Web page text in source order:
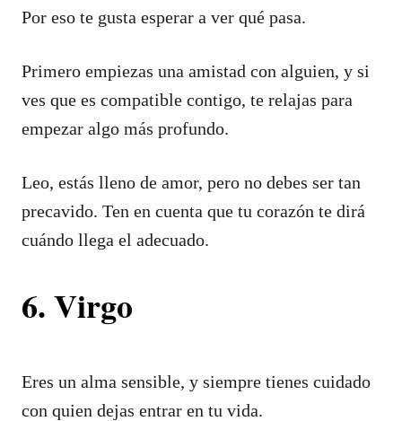
Por eso te gusta esperar a ver qué pasa.
Primero empiezas una amistad con alguien, y si
ves que es compatible contigo, te relajas para
empezar algo más profundo.
Leo, estás lleno de amor, pero no debes ser tan
precavido. Ten en cuenta que tu corazón te dirá
cuándo llega el adecuado.
6. Virgo
Eres un alma sensible, y siempre tienes cuidado
con quien dejas entrar en tu vida.